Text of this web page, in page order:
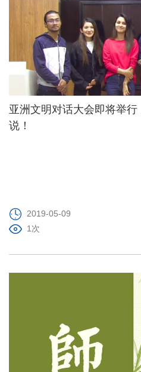
亚洲文明对话大会即将举
说！
2019-05-09
1次